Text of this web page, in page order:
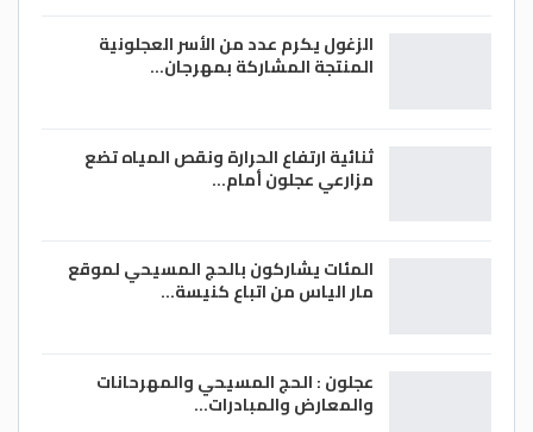
الزغول يكرم عدد من الأسر العجلونية
المنتجة المشاركة بمهرجان…
ثنائية ارتفاع الحرارة ونقص المياه تضع
مزارعي عجلون أمام…
المئات يشاركون بالحج المسيحي لموقع
مار الياس من اتباع كنيسة…
عجلون : الحج المسيحي والمهرحانات
والمعارض والمبادرات…